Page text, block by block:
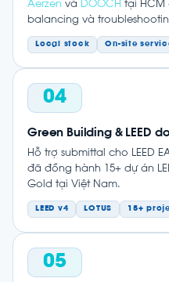
Aerzen và DOOCH tại HCM
balancing và
Local stock On-site
04
Green Building & LEED
Hỗ trợ submittal cho LEED
đã đồng hành 15+ dự án
Gold tại Việt Nam.
LEED v4 LOTUS 15+
05